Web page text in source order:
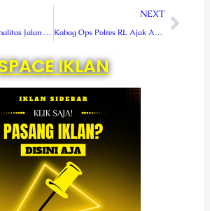
NEXTNext
IKLAN